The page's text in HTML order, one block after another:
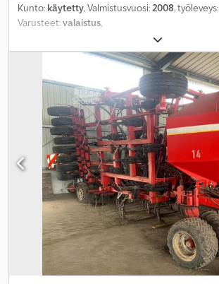
Kunto: käytetty, Valmistusvuosi:2008, työleveys:
Varusteet:valaistus,